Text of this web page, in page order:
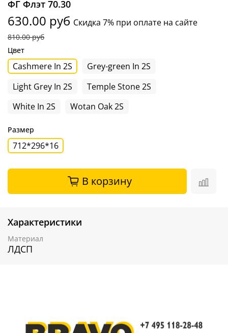
ФГ Флэт 70.30
630.00 руб Скидка 7% при оплате на сайте
810.00 руб
Цвет
Cashmere In 2S
Grey-green In 2S
Light Grey In 2S
Temple Stone 2S
White In 2S
Wotan Oak 2S
Размер
712*296*16
В корзину
Характеристики
Материал
ЛДСП